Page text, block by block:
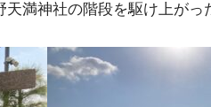
満神社の階段を駆け上がっ